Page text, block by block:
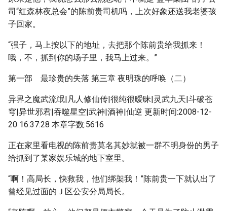
司“红森林夜总会”的陈前贵司机吗，上次好象还送我老婆孩
子回家。
“强子，马上按以下的地址，去把那个陈前贵给我抓来！
哦，不，抓到你的场子里，我马上过来。”
第一部 最珍贵的失落 第三章 夜明珠的呼唤（二）
异界之魔武流氓|凡人修仙传|很纯很暧昧|灵武九天|斗破苍
穹|异世邪君|吞噬星空|武神|酒神|仙逆 更新时间:2008-12-
20 16:37:28 本章字数:5616
正在家里看电视的陈前贵莫名其妙就被一群不明身份的男子
给抓到了某家娱乐城的地下室里。
“啊！高局长，快救我，他们绑架我！”陈前贵一下就认出了
曾经见过面的Ｊ区公安分局局长。